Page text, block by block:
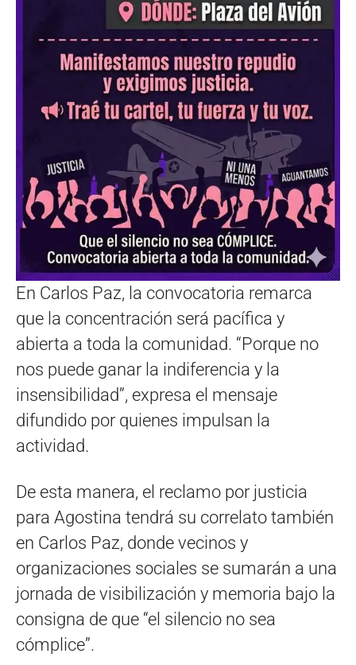
En Carlos Paz, la convocatoria remarca
que la concentración será pacífica y
abierta a toda la comunidad. “Porque no
nos puede ganar la indiferencia y la
insensibilidad”, expresa el mensaje
difundido por quienes impulsan la
actividad.
De esta manera, el reclamo por justicia
para Agostina tendrá su correlato también
en Carlos Paz, donde vecinos y
organizaciones sociales se sumarán a una
jornada de visibilización y memoria bajo la
consigna de que “el silencio no sea
cómplice”.